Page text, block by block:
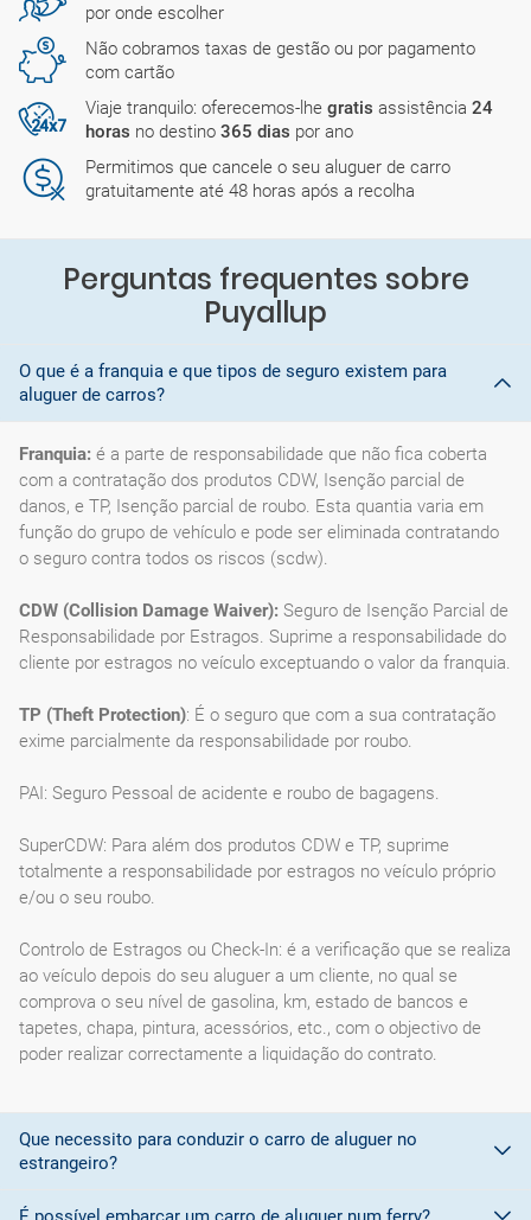
por onde escolher
Não cobramos taxas de gestão ou por pagamento
com cartão
Viaje tranquilo: oferecemos-lhe gratis assistência 24
horas no destino 365 dias por ano
Permitimos que cancele o seu aluguer de carro
gratuitamente até 48 horas após a recolha
Perguntas frequentes sobre
Puyallup
O que é a franquia e que tipos de seguro existem para
aluguer de carros?
Franquia: é a parte de responsabilidade que não fica coberta
com a contratação dos produtos CDW, Isenção parcial de
danos, e TP, Isenção parcial de roubo. Esta quantia varia em
função do grupo de vehículo e pode ser eliminada contratando
o seguro contra todos os riscos (scdw).
CDW (Collision Damage Waiver): Seguro de Isenção Parcial de
Responsabilidade por Estragos. Suprime a responsabilidade do
cliente por estragos no veículo exceptuando o valor da franquia.
TP (Theft Protection): É o seguro que com a sua contratação
exime parcialmente da responsabilidade por roubo.
PAI: Seguro Pessoal de acidente e roubo de bagagens.
SuperCDW: Para além dos produtos CDW e TP, suprime
totalmente a responsabilidade por estragos no veículo próprio
e/ou o seu roubo.
Controlo de Estragos ou Check-In: é a verificação que se realiza
ao veículo depois do seu aluguer a um cliente, no qual se
comprova o seu nível de gasolina, km, estado de bancos e
tapetes, chapa, pintura, acessórios, etc., com o objectivo de
poder realizar correctamente a liquidação do contrato.
Que necessito para conduzir o carro de aluguer no
estrangeiro?